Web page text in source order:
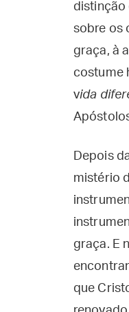
distinção
sobre os
graça, à
costume
vida
Depois
mistério
graça. E
que